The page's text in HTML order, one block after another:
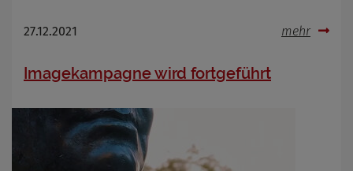
27.12.2021 mehr
Imagekampagne wird fortgeführt